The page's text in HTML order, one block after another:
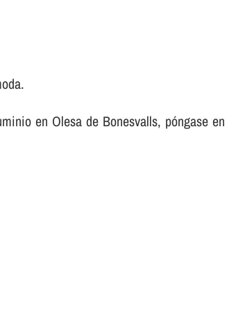
en Olesa de Bonesvalls, póngase en